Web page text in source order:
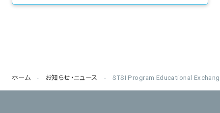
ホーム お知らせ・ニュース STSI Program Educational